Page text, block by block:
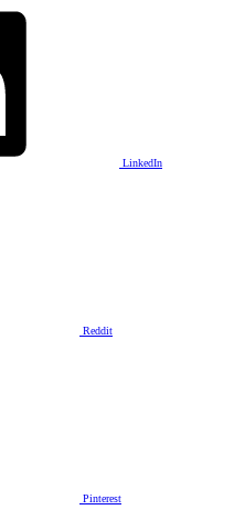
LinkedIn
Reddit
Pinterest